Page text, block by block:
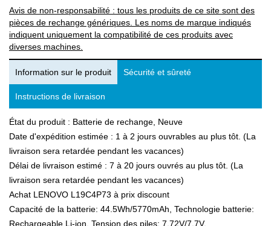
Avis de non-responsabilité : tous les produits de ce site sont des
pièces de rechange génériques. Les noms de marque indiqués
indiquent uniquement la compatibilité de ces produits avec
diverses machines.
Information sur le produit Sécurité et sûreté
Instructions de livraison
État du produit : Batterie de rechange, Neuve
Date d'expédition estimée : 1 à 2 jours ouvrables au plus tôt. (La
livraison sera retardée pendant les vacances)
Délai de livraison estimé : 7 à 20 jours ouvrés au plus tôt. (La
livraison sera retardée pendant les vacances)
Achat LENOVO L19C4P73 à prix discount
Capacité de la batterie: 44.5Wh/5770mAh, Technologie batterie:
Rechargeable Li-ion, Tension des piles: 7.72V/7.7V.